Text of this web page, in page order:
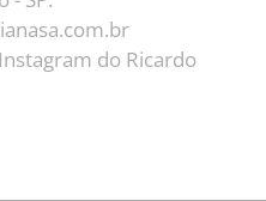
Instagram do Ricardo